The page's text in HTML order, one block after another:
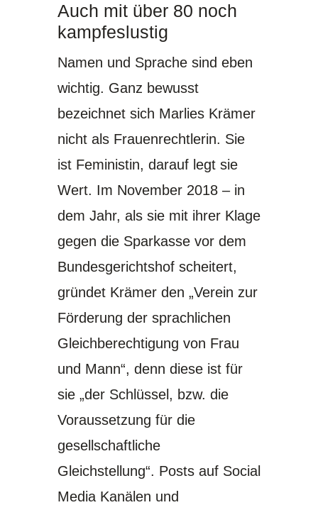
Auch mit über 80 noch
kampfeslustig
Namen und Sprache sind eben
wichtig. Ganz bewusst
bezeichnet sich Marlies Krämer
nicht als Frauenrechtlerin. Sie
ist Feministin, darauf legt sie
Wert. Im November 2018 – in
dem Jahr, als sie mit ihrer Klage
gegen die Sparkasse vor dem
Bundesgerichtshofscheitert,
gründet Krämer den „Verein zur
Förderung der sprachlichen
Gleichberechtigung von Frau
und Mann“, denn diese ist für
sie „der Schlüssel, bzw. die
Voraussetzung für die
gesellschaftliche
Gleichstellung“. Posts auf Social
Media Kanälen und